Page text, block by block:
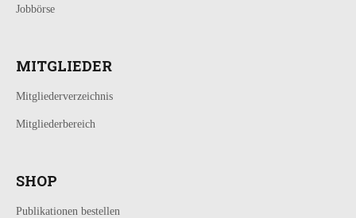
Jobbörse
MITGLIEDER
Mitgliederverzeichnis
Mitgliederbereich
SHOP
Publikationen bestellen